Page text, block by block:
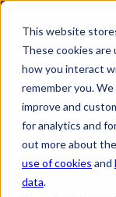
This website
These cookies
how you interact
remember you.
improve and
for analytics and
out more about
use of cookies and
data.
Produkt
Brancher
search